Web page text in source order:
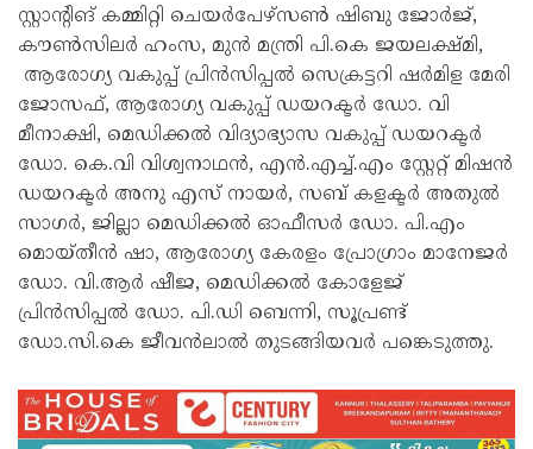
സ്റ്റാന്റിങ് കമ്മിറ്റി ചെയർപേഴ്സൺ ഷിബു ജോർജ്,
കൗൺസിലർ ഹംസ, മുൻ മന്ത്രി പി.കെ ജയലക്ഷ്മി,
ആരോഗ്യ വകുപ്പ് പ്രിൻസിപ്പൽ സെക്രട്ടറി ഷർമിള മേരി
ജോസഫ്, ആരോഗ്യ വകുപ്പ് ഡയറക്ടർ ഡോ. വി
മീനാക്ഷി, മെഡിക്കൽ വിദ്യാഭ്യാസ വകുപ്പ് ഡയറക്ടർ
ഡോ. കെ.വി വിശ്വനാഥൻ, എൻ.എച്ച്.എം സ്റ്റേറ്റ് മിഷൻ
ഡയറക്ടർ അനു എസ് നായർ, സബ്‍ കളക്ടർ അതുൽ
സാഗർ, ജില്ലാ മെഡിക്കൽ ഓഫീസർ ഡോ. പി.എം
മൊയ്തീൻ ഷാ, ആരോഗ്യ കേരളം പ്രോഗ്രാം മാനേജർ
ഡോ. വി.ആർ ഷീജ, മെഡിക്കൽ കോളേജ്
പ്രിൻസിപ്പൽ ഡോ. പി.ഡി ബെന്നി, സൂപ്രണ്ട്
ഡോ.സി.കെ ജീവൻലാൽ തുടങ്ങിയവർ പങ്കെടുത്തു.